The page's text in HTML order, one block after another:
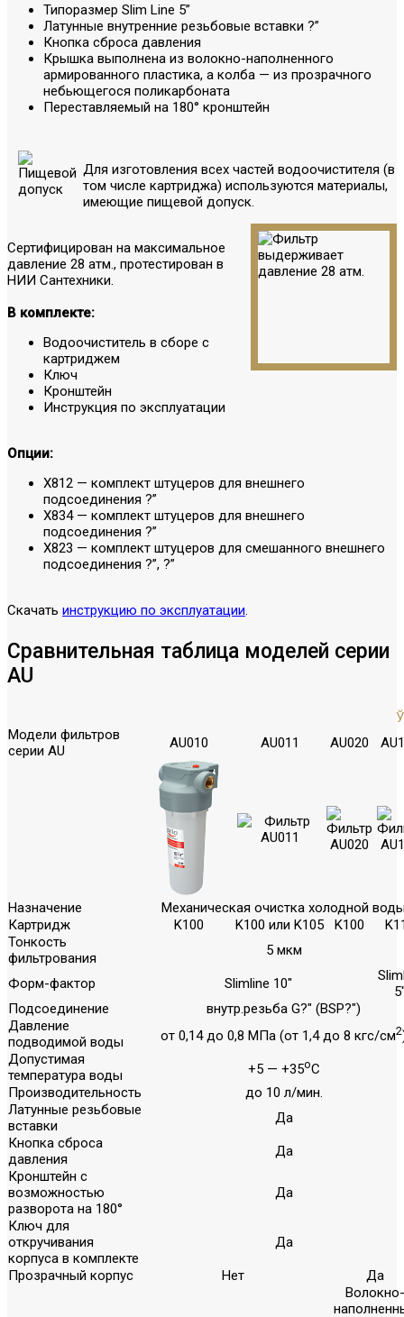
Типоразмер Slim Line 5”
Латунные внутренние резьбовые вставки ?”
Кнопка сброса давления
Крышка выполнена из волокно-наполненного
армированного пластика, а колба — из прозрачного
небьющегося поликарбоната
Переставляемый на 180° кронштейн
Для изготовления всех частей водоочистителя (в
том числе картриджа) используются материалы,
имеющие пищевой допуск.
Сертифицирован на максимальное
давление 28 атм., протестирован в
НИИ Сантехники.
В комплекте:
Водоочиститель в сборе с
картриджем
Ключ
Кронштейн
Инструкция по эксплуатации
Опции:
X812 — комплект штуцеров для внешнего
подсоединения ?”
X834 — комплект штуцеров для внешнего
подсоединения ?”
X823 — комплект штуцеров для смешанного внешнего
подсоединения ?”, ?”
Скачать инструкцию по эксплуатации.
Сравнительная таблица моделей серии
AU
Ў
Модели фильтров
серии AU
AU010 AU011 AU020
Назначение
Механическая очистка холодной
Картридж
K100 K100 или K105 K100
Тонкость
фильтрования
5 мкм
Форм-фактор Slimline 10"
Подсоединение
внутр.резьба G?" (BSP?")
Давление
подводимой воды
от 0,14 до 0,8 МПа (от 1,4 до 8 кгс/см2
Допустимая
температура воды
+5 — +35оС
Производительность
до 10 л/мин.
Латунные резьбовые
вставки
Да
Кнопка сброса
давления
Да
Кронштейн с
возможностью
разворота на 180°
Да
Ключ для
откручивания
корпуса в комплекте
Да
Прозрачный корпус Нет Да
Волокно-